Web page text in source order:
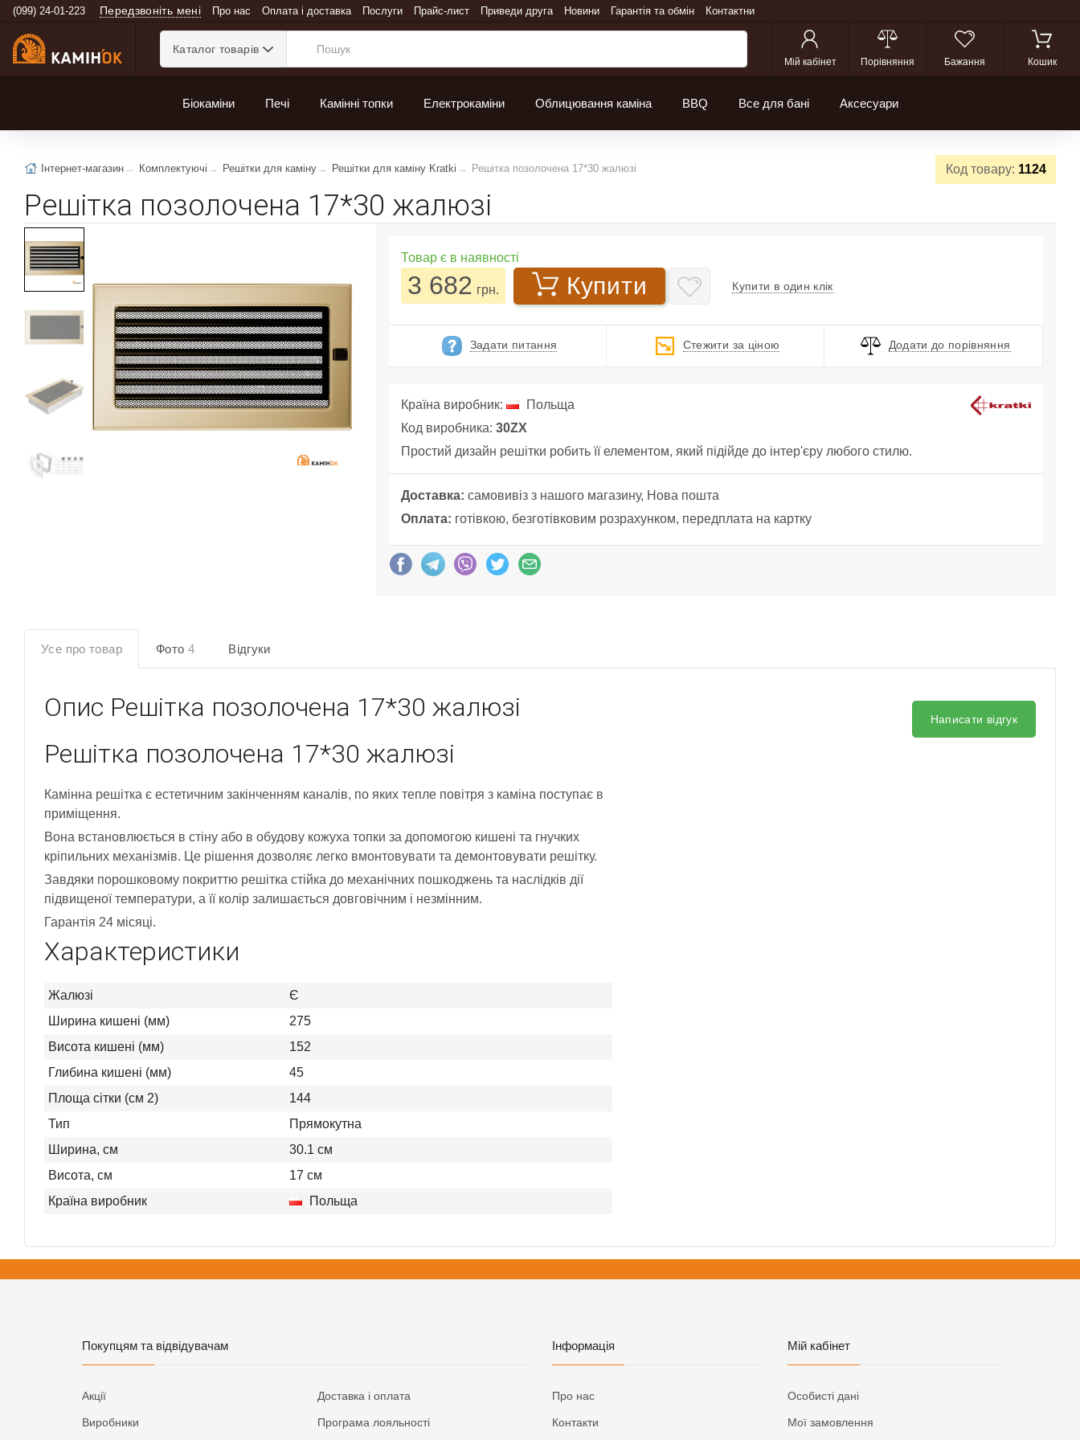
(099) 24-01-223 Передзвоніть мені Про нас Оплата і доставка Послуги Прайс-лист Приведи друга Новини Гарантія та обмін Контактни
Каталог товарів
Мій кабінет Порівняння Бажання Кошик
Біокаміни Печі Камінні топки Електрокаміни Облицювання каміна BBQ Все для бані Аксесуари
Код товару: 1124
Інтернет-магазин Комплектуючі Решітки для каміну Решітки для каміну Kratki Решітка позолочена 17*30 жалюзі
Решітка позолочена 17*30 жалюзі
Товар є в наявності
3 682 грн. Купити Купити в один клік
Задати питання Стежити за ціною Додати до порівняння
Країна виробник:
Польща
Код виробника: 30ZX
Простий дизайн решітки робить її елементом, який підійде до інтер'єру любого стилю.
Доставка: самовивіз з нашого магазину, Нова пошта
Оплата: готівкою, безготівковим розрахунком, передплата на картку
Усе про товар Фото 4 Відгуки
Опис Решітка позолочена 17*30 жалюзі
Решітка позолочена 17*30 жалюзі
Камінна решітка є естетичним закінченням каналів, по яких тепле повітря з каміна поступає в
приміщення.
Вона встановлюється в стіну або в обудову кожуха топки за допомогою кишені та гнучких
кріпильних механізмів. Це рішення дозволяє легко вмонтовувати та демонтовувати решітку.
Завдяки порошковому покриттю решітка стійка до механічних пошкоджень та наслідків дії
підвищеної температури, а її колір залишається довговічним і незмінним.
Гарантія 24 місяці.
Характеристики
Жалюзі
Є
Ширина кишені (мм)
275
Висота кишені (мм)
152
Глибина кишені (мм)
45
Площа сітки (см 2)
144
Тип
Прямокутна
Ширина, см
30.1 см
Висота, см
17 см
Країна виробник
Польща
Написати відгук
Покупцям та відвідувачам
Акції
Виробники
Доставка і оплата
Програма лояльності
Інформація
Про нас
Контакти
Мій кабінет
Особисті дані
Мої замовлення